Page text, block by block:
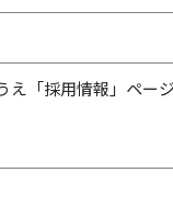
「採用情報」ペー